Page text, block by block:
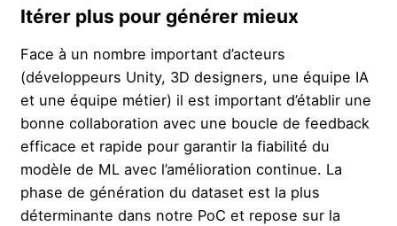
Itérer plus pour générer mieux
Face à un nombre important d’acteurs
(développeurs Unity, 3D designers, une équipe IA
et une équipe métier) il est important d’établir une
bonne collaboration avec une boucle de feedback
efficace et rapide pour garantir la fiabilité du
modèle de ML avec l’amélioration continue. La
phase de génération du dataset est la plus
déterminante dans notre PoC et repose sur la